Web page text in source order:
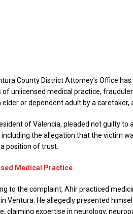
County District Attorney’s Office
of unlicensed medical practice,
or dependent adult by a caretaker,
of Valencia, pleaded not guilty to
the allegation that the victim
position of trust.
Medical Practice
to the complaint, Ahir practiced
Ventura. He allegedly presented
claiming expertise in neurology,